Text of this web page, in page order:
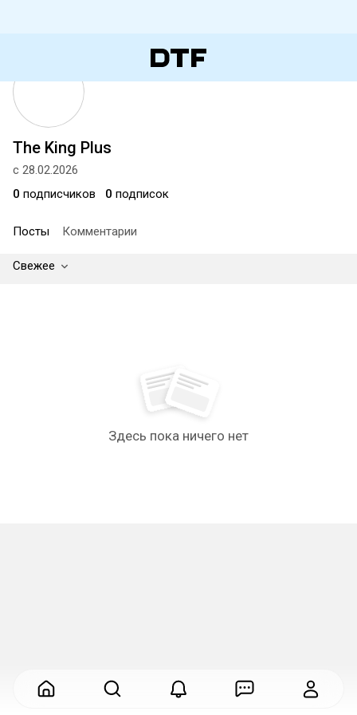
The King Plus
с 28.02.2026
0 подписчиков 0 подписок
Посты Комментарии
Свежее
Здесь пока ничего нет